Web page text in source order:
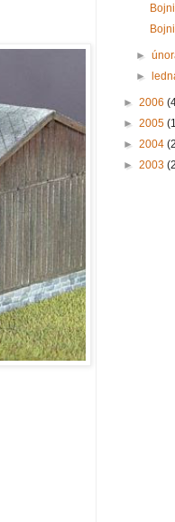
►
►
► 2006
► 2005
► 2004
► 2003